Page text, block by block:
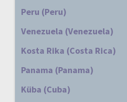
Peru (Peru)
Venezuela (Venezuela)
Kosta Rika (Costa Rica)
Panama (Panama)
Küba (Cuba)